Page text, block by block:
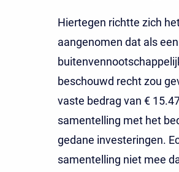
Hiertegen richtte zich
aangenomen dat als
beschouwd recht zou
vaste bedrag van €
samentelling met het
gedane investeringen.
samentelling niet mee